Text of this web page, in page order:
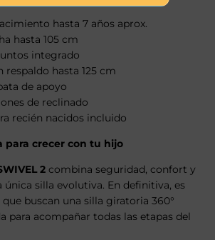
hasta 7 años aprox.
hasta 105 cm
integrado
respaldo hasta 125 cm
de apoyo
de reclinado
recién nacidos incluido
para crecer con tu hijo
2 combina seguridad, confort y
única silla evolutiva. En definitiva, es
buscan una silla giratoria 360°
para acompañar todas las etapas del